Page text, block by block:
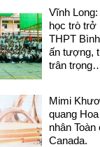
Vĩnh
học trò trở
THPT
ấn tượng,
trân
Mimi
quang
nhân Toàn
Canada.